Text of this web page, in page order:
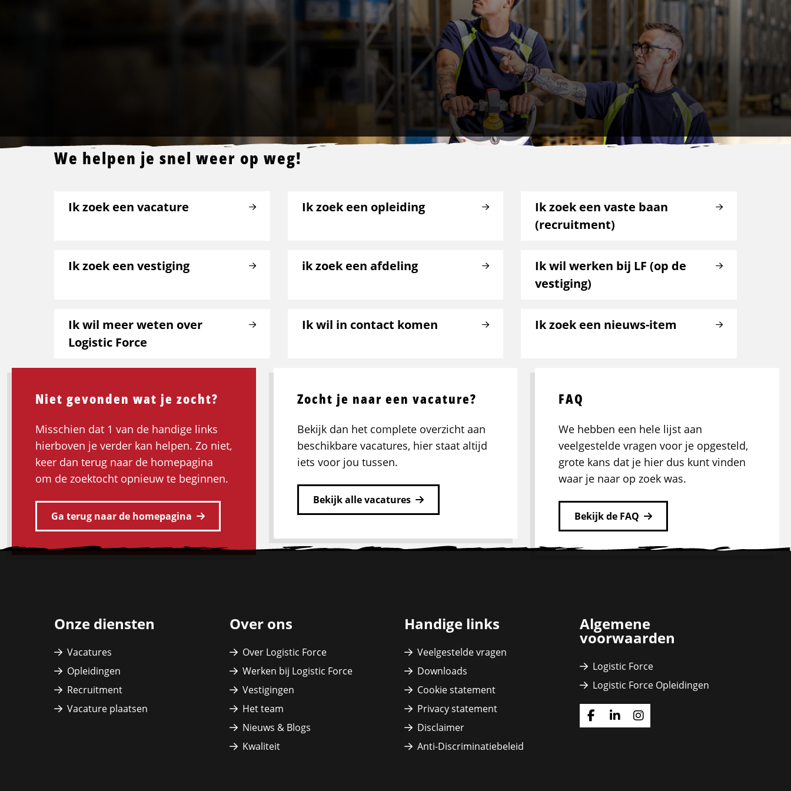
We helpen je snel weer op weg!
Ik zoek een vacature Ik zoek een opleiding
Ik zoek een vaste baan
(recruitment)
Ik zoek een vestiging ik zoek een afdeling
Ik wil werken bij LF (op de
vestiging)
Ik wil meer weten over
Logistic Force
Ik wil in contact komen Ik zoek een nieuws-item
Niet gevonden wat je zocht?
Misschien dat 1 van de handige links
hierboven je verder kan helpen. Zo niet,
keer dan terug naar de homepagina
om de zoektocht opnieuw te beginnen.
Ga terug naar de homepagina
Zocht je naar een vacature?
Bekijk dan het complete overzicht aan
beschikbare vacatures, hier staat altijd
iets voor jou tussen.
Bekijk alle vacatures
FAQ
We hebben een hele lijst aan
veelgestelde vragen voor je opgesteld,
grote kans dat je hier dus kunt vinden
waar je naar op zoek was.
Bekijk de FAQ
Onze diensten
Vacatures
Opleidingen
Recruitment
Vacature plaatsen
Over ons
Over Logistic Force
Werken bij Logistic Force
Vestigingen
Het team
Nieuws & Blogs
Kwaliteit
Handige links
Veelgestelde vragen
Downloads
Cookie statement
Privacy statement
Disclaimer
Anti-Discriminatiebeleid
Algemene
voorwaarden
Logistic Force
Logistic Force Opleidingen
Ga
Ga
Ga